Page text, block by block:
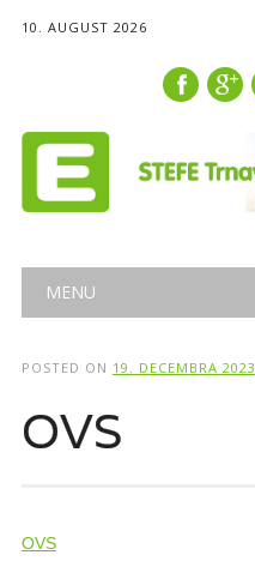
10. AUGUST 2026
Main menu
MENU
POSTED ON 19. DECEMBRA 2023
OVS
OVS